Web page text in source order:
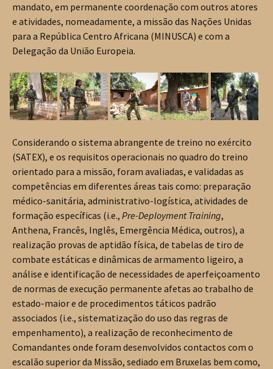
mandato, em permanente coordenação com outros atores
e atividades, nomeadamente, a missão das Nações Unidas
para a República Centro Africana (MINUSCA) e com a
Delegação da União Europeia.
Considerando o sistema abrangente de treino no exército
(SATEX), e os requisitos operacionais no quadro do treino
orientado para a missão, foram avaliadas, e validadas as
competências em diferentes áreas tais como: preparação
médico-sanitária, administrativo-logística, atividades de
formação específicas (i.e., Pre-Deployment Training,
Anthena, Francês, Inglês, Emergência Médica, outros), a
realização provas de aptidão física, de tabelas de tiro de
combate estáticas e dinâmicas de armamento ligeiro, a
análise e identificação de necessidades de aperfeiçoamento
de normas de execução permanente afetas ao trabalho de
estado-maior e de procedimentos táticos padrão
associados (i.e., sistematização do uso das regras de
empenhamento), a realização de reconhecimento de
Comandantes onde foram desenvolvidos contactos com o
escalão superior da Missão, sediado em Bruxelas bem como,